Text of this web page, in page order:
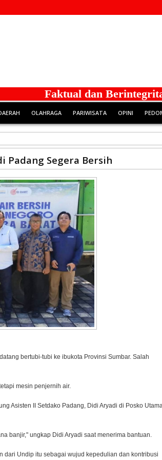
Faktual dan Berintegritas
OLAHRAGA PARIWISATA OPINI
Padang Segera Bersih
bertubi-tubi ke ibukota Provinsi Sumbar. Salah
mesin penjernih air.
Asisten II Setdako Padang, Didi Aryadi di Posko Utama
banjir," ungkap Didi Aryadi saat menerima bantuan.
dari Undip itu sebagai wujud kepedulian dan kontribusi